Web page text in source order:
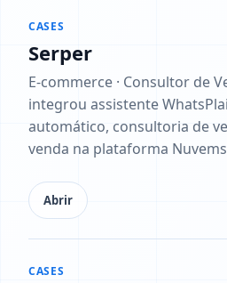
CASES
Serper
E-commerce · Consultor de
integrou assistente
automático, consultoria de
venda na plataforma
Abrir
CASES